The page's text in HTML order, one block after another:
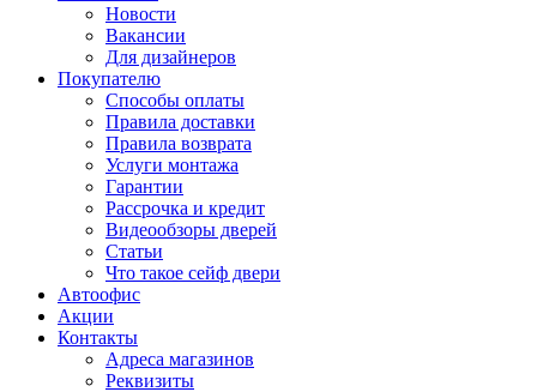
Новости
Вакансии
Для дизайнеров
Покупателю
Способы оплаты
Правила доставки
Правила возврата
Услуги монтажа
Гарантии
Рассрочка и кредит
Видеообзоры дверей
Статьи
Что такое сейф двери
Автоофис
Акции
Контакты
Адреса магазинов
Реквизиты